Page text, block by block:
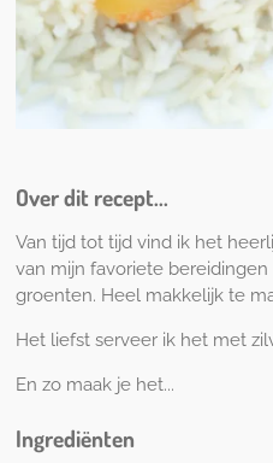
Over dit recept...
Van tijd tot tijd vind ik het
van mijn favoriete
groenten. Heel makkelijk te
Het liefst serveer ik het met
En zo maak je het...
Ingrediënten